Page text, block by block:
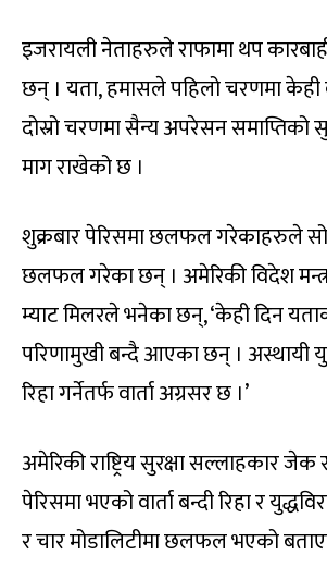
इजरायली नेताहरुले राफामा थप
छन् । यता, हमासले पहिलो चरणमा केही
दोस्रो चरणमा सैन्य अपरेसन समाप्तिको
माग राखेको छ ।
शुक्रबार पेरिसमा छलफल गरेकाहरुले
छलफल गरेका छन् । अमेरिकी विदेश
म्याट मिलरले भनेका छन्, ‘केही दिन
परिणामुखी बन्दै आएका छन् । अस्थायी
रिहा गर्नेतर्फ वार्ता अग्रसर छ ।’
अमेरिकी राष्ट्रिय सुरक्षा सल्लाहकार
पेरिसमा भएको वार्ता बन्दी रिहा र
र चार मोडालिटीमा छलफल भएको